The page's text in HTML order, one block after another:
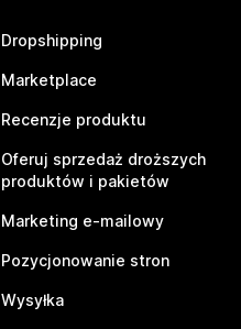
Dropshipping
Marketplace
Recenzje produktu
Oferuj sprzedaż droższych
produktów i pakietów
Marketing e-mailowy
Pozycjonowanie stron
Wysyłka